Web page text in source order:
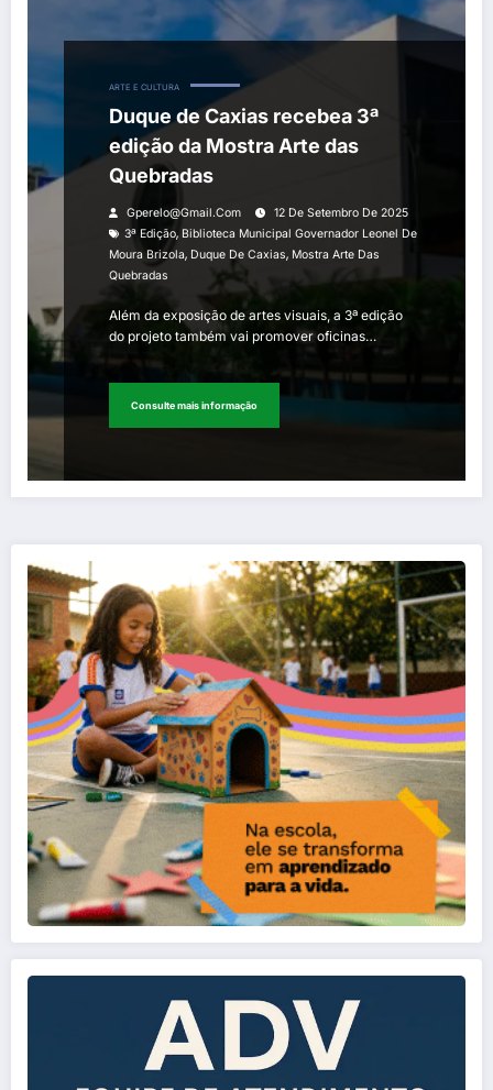
ARTE E CULTURA
Duque de Caxias recebea 3ª
edição da Mostra Arte das
Quebradas
Gperelo@gmail.com
12 De Setembro De 2025
3ª Edição, Biblioteca Municipal Governador Leonel De
Moura Brizola, Duque De Caxias, Mostra Arte Das
Quebradas
Além da exposição de artes visuais, a 3ª edição
do projeto também vai promover oficinas…
Consulte mais informação